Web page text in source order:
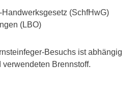
(SchfHwG)
(LBO)
Besuchs ist abhängig
Brennstoff.